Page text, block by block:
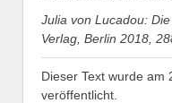
Julia von Lucadou:
Verlag, Berlin 2018,
Dieser Text wurde am
veröffentlicht.